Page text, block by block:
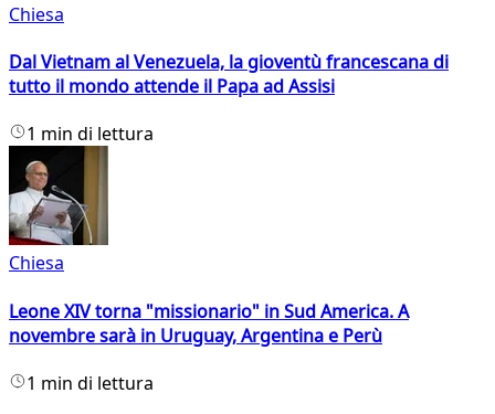
Chiesa
Dal Vietnam al Venezuela, la gioventù francescana di
tutto il mondo attende il Papa ad Assisi
1 min di lettura
Chiesa
Leone XIV torna "missionario" in Sud America. A
novembre sarà in Uruguay, Argentina e Perù
1 min di lettura